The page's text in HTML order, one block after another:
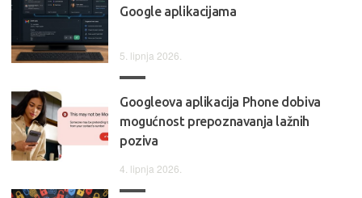
Google aplikacijama
5. lipnja 2026.
Googleova aplikacija Phone dobiva
mogućnost prepoznavanja lažnih
poziva
4. lipnja 2026.